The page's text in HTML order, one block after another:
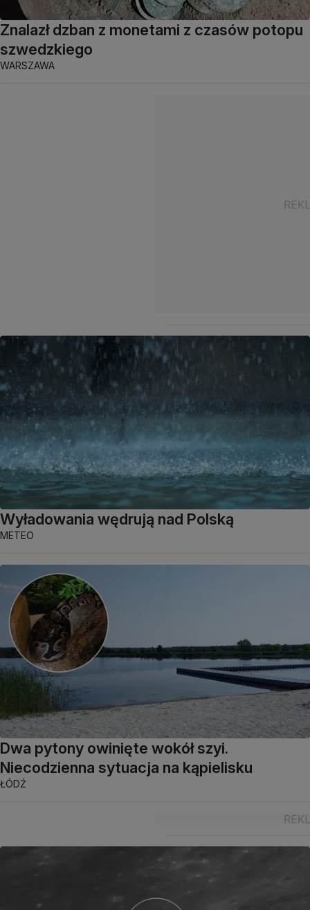
Znalazł dzban z monetami z czasów potopu
szwedzkiego
WARSZAWA
Wyładowania wędrują nad Polską
METEO
Dwa pytony owinięte wokół szyi.
Niecodzienna sytuacja na kąpielisku
ŁÓDŹ